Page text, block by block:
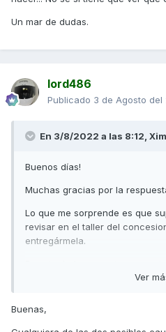
Un mar de dudas.
lord486
Publicado 3 de Agosto del
En 3/8/2022 a las 8:12,
Buenos días!
Muchas gracias por la
Lo que me sorprende es que
revisar en el taller del
entregármela.
hacía pero llegando al trabajo
o no.
Un mar de dudas.
Ver
Buenas,